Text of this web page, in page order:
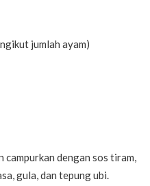
jumlah ayam)
campurkan dengan sos tiram,
gula, dan tepung ubi.